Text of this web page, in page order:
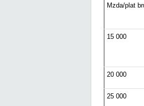
Mzda/plat
15 000
20 000
25 000